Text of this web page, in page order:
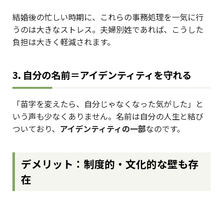
結婚後の忙しい時期に、これらの事務処理を一気に行
うのは大きなストレス。夫婦別姓であれば、こうした
負担は大きく軽減されます。
3. 自分の名前＝アイデンティティを守れる
「苗字を変えたら、自分じゃなくなった気がした」と
いう声も少なくありません。名前は自分の人生と結び
ついており、 アイデンティティの一部なのです。
デメリット：制度的・文化的な壁も存
在